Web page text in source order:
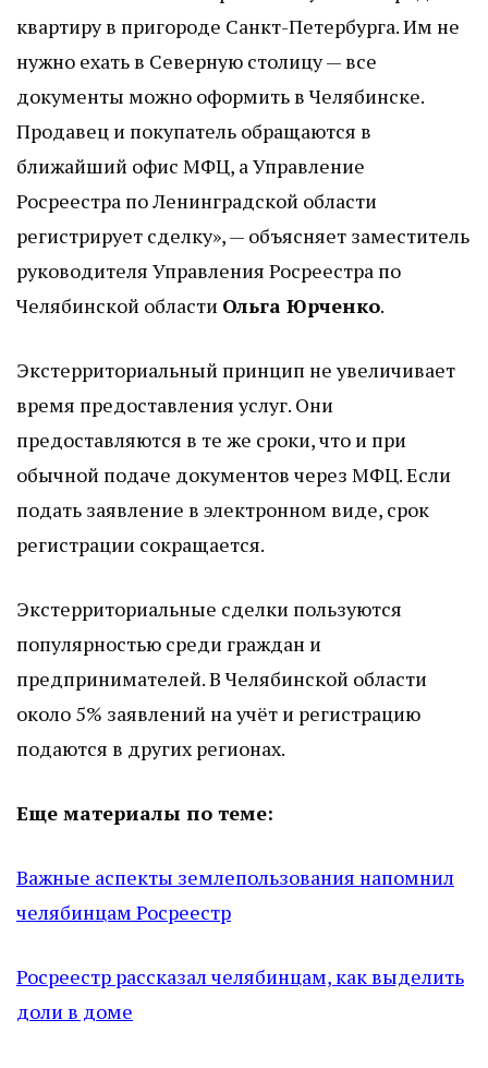
квартиру в пригороде Санкт-Петербурга. Им не
нужно ехать в Северную столицу — все
документы можно оформить в Челябинске.
Продавец и покупатель обращаются в
ближайший офис МФЦ, а Управление
Росреестра по Ленинградской области
регистрирует сделку», — объясняет заместитель
руководителя Управления Росреестра по
Челябинской области Ольга Юрченко.
Экстерриториальный принцип не увеличивает
время предоставления услуг. Они
предоставляются в те же сроки, что и при
обычной подаче документов через МФЦ. Если
подать заявление в электронном виде, срок
регистрации сокращается.
Экстерриториальные сделки пользуются
популярностью среди граждан и
предпринимателей. В Челябинской области
около 5% заявлений на учёт и регистрацию
подаются в других регионах.
Еще материалы по теме:
Важные аспекты землепользования напомнил
челябинцам Росреестр
Росреестр рассказал челябинцам, как выделить
доли в доме